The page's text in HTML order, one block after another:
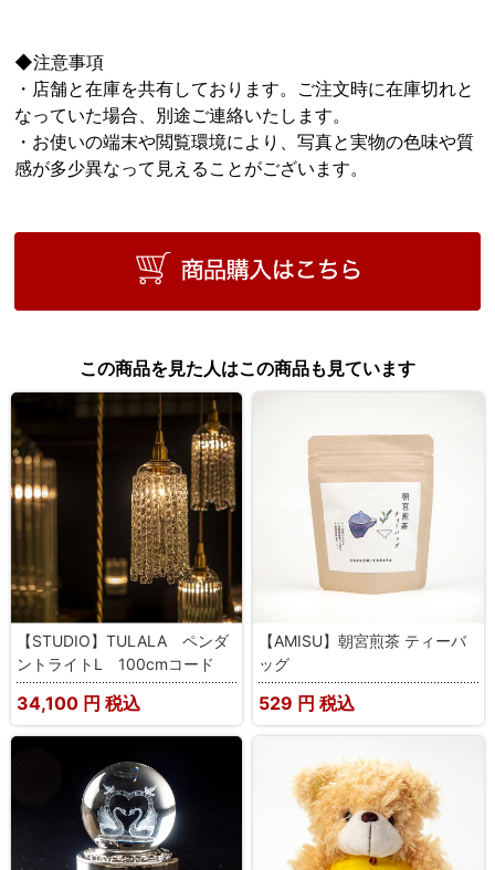
◆注意事項
・店舗と在庫を共有しております。ご注文時に在庫切れと
なっていた場合、別途ご連絡いたします。
・お使いの端末や閲覧環境により、写真と実物の色味や質
感が多少異なって見えることがございます。
この商品を見た人はこの商品も見ています
【STUDIO】TULALA ペンダ
ントライトL 100cmコード
34,100 円 税込
【AMISU】朝宮煎茶 ティーバ
ッグ
529 円 税込